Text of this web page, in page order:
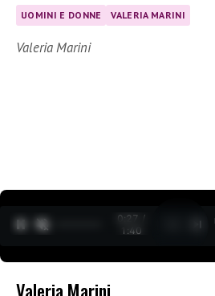
UOMINI E DONNE VALERIA MARINI
Valeria Marini
0:27 /
1:40
Valeria Marini